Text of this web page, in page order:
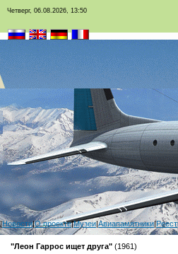
Четверг, 06.08.2026, 13:50
|Новости|О проекте|Музеи|Авиапамятники|
"Леон Гаррос ищет друга"(1961)